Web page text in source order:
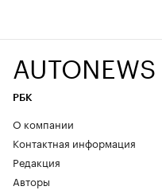
AUTONEWS
РБК
О компании
Контактная информация
Редакция
Авторы